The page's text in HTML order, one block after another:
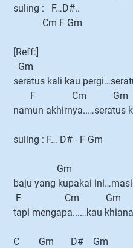
suling : F…D#..
Cm F Gm
[Reff:]
Gm
seratus kali kau
F Cm Gm
namun akhirnya..…seratus
suling : F… D# - F Gm
Gm
baju yang kupakai
F Cm Gm
tapi mengapa...…kau
C Gm D# Gm